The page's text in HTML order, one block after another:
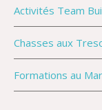
Activités Team
Chasses aux
Formations au